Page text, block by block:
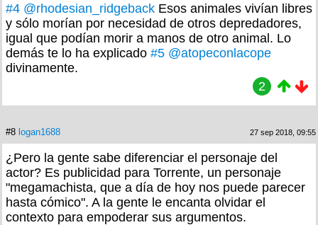
#4 @rhodesian_ridgeback Esos animales vivían libres
y sólo morían por necesidad de otros depredadores,
igual que podían morir a manos de otro animal. Lo
demás te lo ha explicado #5 @atopeconlacope
divinamente.
2
#8 logan1688 27 sep 2018, 09:55
¿Pero la gente sabe diferenciar el personaje del
actor? Es publicidad para Torrente, un personaje
"megamachista, que a día de hoy nos puede parecer
hasta cómico". A la gente le encanta olvidar el
contexto para empoderar sus argumentos.